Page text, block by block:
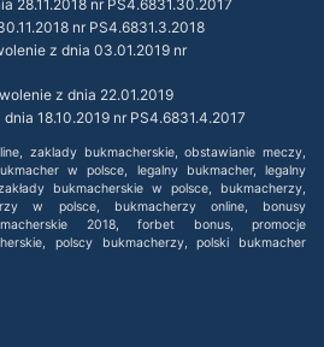
28.11.2018 nr PS4.6831.30.2017
nr PS4.6831.3.2018
z dnia 03.01.2019 nr
z dnia 22.01.2019
18.10.2019 nr PS4.6831.4.2017
zaklady bukmacherskie, obstawianie meczy,
w polsce, legalny bukmacher, legalny
bukmacherskie w polsce, bukmacherzy,
w polsce, bukmacherzy online, bonusy
2018, forbet bonus, promocje
polscy bukmacherzy, polski bukmacher